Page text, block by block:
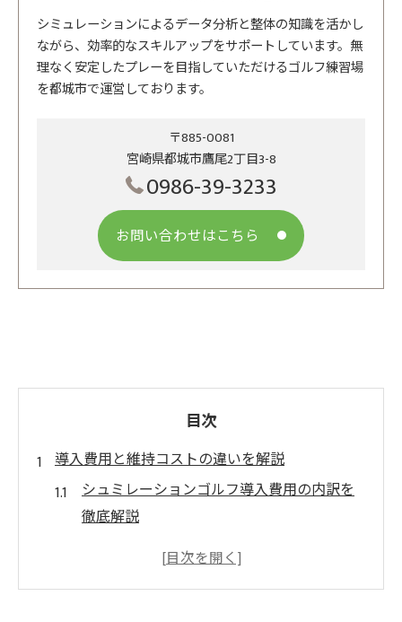
シミュレーションによるデータ分析と整体の知識を活かし
ながら、効率的なスキルアップをサポートしています。無
理なく安定したプレーを目指していただけるゴルフ練習場
を都城市で運営しております。
〒885-0081
宮崎県都城市鷹尾2丁目3-8
0986-39-3233
お問い合わせはこちら
目次
導入費用と維持コストの違いを解説
シュミレーションゴルフ導入費用の内訳を
徹底解説
維持コストの主な項目と必要な予算感を把